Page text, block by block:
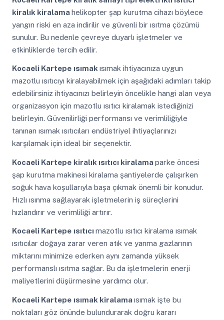
kiralık kiralamahelikopter şap kurutma cihazı böylece
yangın riski en aza indirilir ve güvenli bir ısıtma çözümü
sunulur. Bu nedenle çevreye duyarlı işletmeler ve
etkinliklerde tercih edilir.
Kocaeli Kartepe ısımak ısımak ihtiyacınıza uygun
mazotlu ısıtıcıyı kiralayabilmek için aşağıdaki adımları takip
edebilirsiniz ihtiyacınızı belirleyin öncelikle hangi alan veya
organizasyon için mazotlu ısıtıcı kiralamak istediğinizi
belirleyin. Güvenilirliği performansı ve verimliliğiyle
tanınan ısımak ısıtıcıları endüstriyel ihtiyaçlarınızı
karşılamak için ideal bir seçenektir.
Kocaeli Kartepe kiralık ısıtıcı kiralamaparke öncesi
şap kurutma makinesi kiralama şantiyelerde çalışırken
soğuk hava koşullarıyla başa çıkmak önemli bir konudur.
Hızlı ısınma sağlayarak işletmelerin iş süreçlerini
hızlandırır ve verimliliği artırır.
Kocaeli Kartepe ısıtıcımazotlu ısıtıcı kiralama ısımak
ısıtıcılar doğaya zarar veren atık ve yanma gazlarının
miktarını minimize ederken aynı zamanda yüksek
performanslı ısıtma sağlar. Bu da işletmelerin enerji
maliyetlerini düşürmesine yardımcı olur.
Kocaeli Kartepe ısımak kiralamaısımak işte bu
noktaları göz önünde bulundurarak doğru kararı